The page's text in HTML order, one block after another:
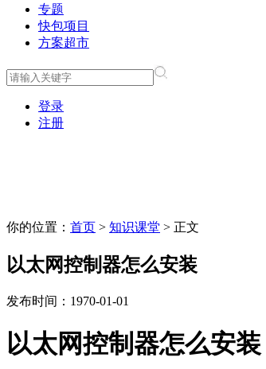
专题
快包项目
方案超市
登录
注册
你的位置： 首页 > 知识课堂 > 正文
以太网控制器怎么安装
发布时间：1970-01-01
以太网控制器怎么安装